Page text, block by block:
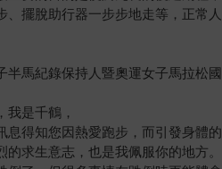
、擺脫助行器一步步地走等，正常
半馬紀錄保持人暨奧運女子馬拉松
我是千鶴，
息得知您因熱愛跑步，而引發身體
的求生意志，也是我佩服你的地方。